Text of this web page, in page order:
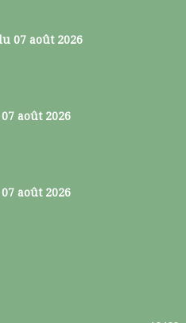
07 août 2026
août 2026
août 2026